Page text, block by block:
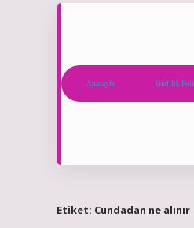
Anasayfa Gizlilik
Etiket: Cundadan ne alınır